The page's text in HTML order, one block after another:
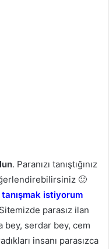
. Paranızı tanıştığınız
🙂
istiyorum
parasız ilan
bey, serdar bey, cem
insanı parasızca